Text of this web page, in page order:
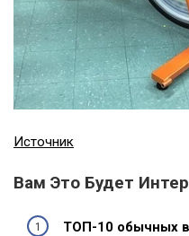
Источник
Вам Это Будет
ТОП-10 обычных